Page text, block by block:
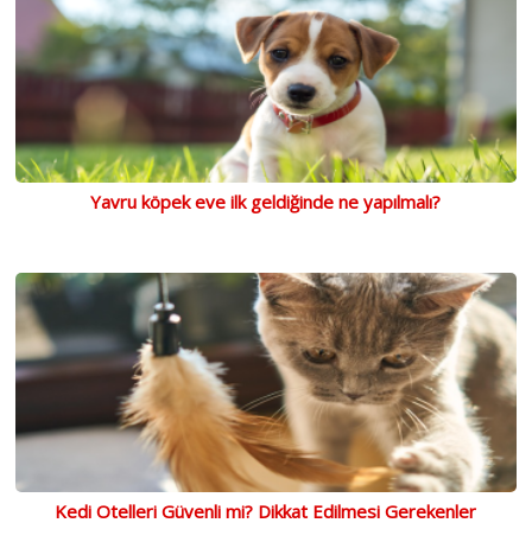
Yavru köpek eve ilk geldiğinde ne yapılmalı?
Kedi Otelleri Güvenli mi? Dikkat Edilmesi Gerekenler